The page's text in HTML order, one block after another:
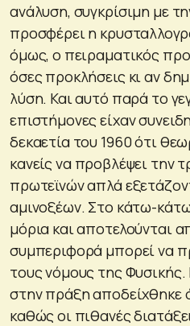
ανάλυση, συγκρίσιμη με
προσφέρει η
όμως, ο πειραματικός
όσες προκλήσεις κι αν
λύση. Και αυτό παρά το
επιστήμονες είχαν
δεκαετία του 1960 ότι
κανείς να προβλέψει την
πρωτεϊνών απλά
αμινοξέων. Στο κάτω-
μόρια και αποτελούνται
συμπεριφορά μπορεί να
τους νόμους της
στην πράξη
καθώς οι πιθανές